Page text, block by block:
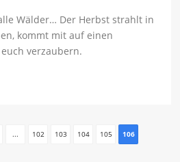
Wälder… Der Herbst strahlt in
kommt mit auf einen
verzaubern.
... 102 103 104 105 106